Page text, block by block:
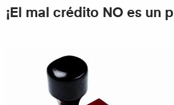
¡El mal crédito NO es un